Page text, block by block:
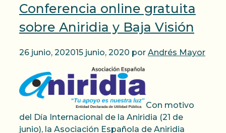
Conferencia online gratuita
sobre Aniridia y Baja Visión
26 junio, 202015 junio, 2020 por Andrés Mayor
Con motivo
del Día Internacional de la Aniridia (21 de
junio), la Asociación Española de Aniridia